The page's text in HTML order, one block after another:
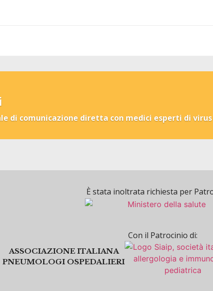
di comunicazione diretta con medici esperti di
È stata inoltrata richiesta per
Con il Patrocinio di:
ASSOCIAZIONE ITALIANA
PNEUMOLOGI OSPEDALIERI